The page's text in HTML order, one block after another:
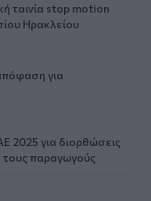
ταινία stop motion
Ηρακλείου
για
2025 για διορθώσεις
τους παραγωγούς